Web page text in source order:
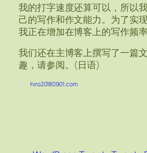
我的打字速度还算可以，所以
己的写作和作文能力。为了实
我正在增加在博客上的写作频率
我们还在主博客上撰写了一篇
趣，请参阅。(日语)
hiro20180901.com